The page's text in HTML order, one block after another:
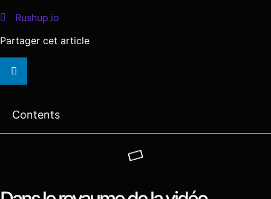
Rushup.io
Partager cet article
Contents